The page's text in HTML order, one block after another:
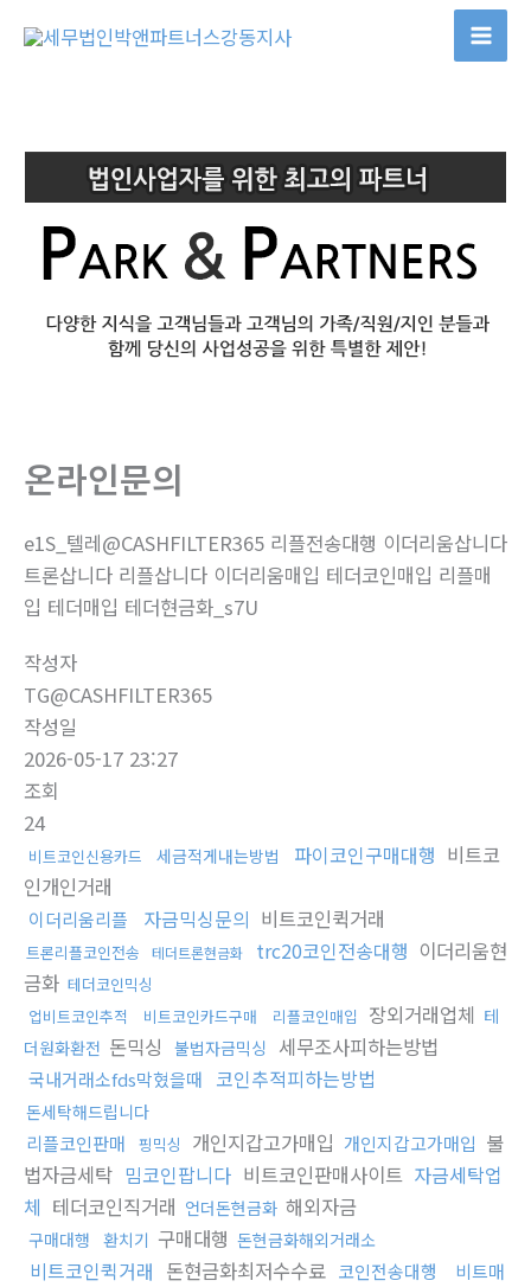
온라인문의
e1S_텔레@CASHFILTER365 리플전송대행 이더리움삽니다
트론삽니다 리플삽니다 이더리움매입 테더코인매입 리플매
입 테더매입 테더현금화_s7U
작성자
TG@CASHFILTER365
작성일
2026-05-17 23:27
조회
24
비트코인신용카드 세금적게내는방법 파이코인구매대행 비트코
인개인거래
이더리움리플 자금믹싱문의 비트코인퀵거래
트론리플코인전송 테더트론현금화 trc20코인전송대행 이더리움현
금화 테더코인믹싱
업비트코인추적
비트코인카드구매 리플코인매입 장외거래업체 테
더원화환전 돈믹싱 불법자금믹싱 세무조사피하는방법
국내거래소fds막혔을때 코인추적피하는방법
돈세탁해드립니다
리플코인판매 핑믹싱 개인지갑고가매입 개인지갑고가매입 불
법자금세탁 밈코인팝니다 비트코인판매사이트 자금세탁업
체 테더코인직거래 언더돈현금화 해외자금
구매대행 환치기 구매대행 돈현금화해외거래소
비트코인퀵거래 돈현금화최저수수료 코인전송대행
비트매